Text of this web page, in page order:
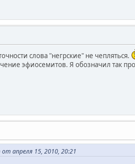
слова "негрские" не чепляться.
эфиосемитов. Я обозначил так
апреля 15, 2010, 20:21